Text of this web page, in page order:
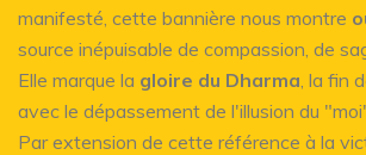
manifesté, cette bannière nous montre
source inépuisable de compassion, de
Elle marque la gloire du Dharma , la fin
avec le dépassement de l'illusion du
Par extension de cette référence à la